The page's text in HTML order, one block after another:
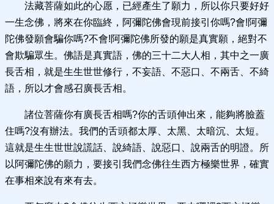
法藏菩薩如此的心愿，已經產生了願力，所以你只要好好
一生念佛，將來在你臨終，阿彌陀佛會現前接引你嗎?會!阿彌
陀佛發願會騙你嗎?不會!阿彌陀佛所發的願是真實願，絕對不
會欺騙眾生。佛語是真實語，佛的三十二大人相，其中之一廣
長舌相，就是生生世世修行，不妄語、不惡口、不兩舌、不綺
語，所以才會感召廣長舌相。
諸位菩薩你有廣長舌相嗎?你的舌頭伸出來，能夠將臉蓋
住嗎?沒有辦法。我們的舌頭都太厚、太黑、太暗沉、太短。
這就是生生世世說謊話、說綺語、說惡口、說兩舌的明證。所
以阿彌陀佛的願力，要接引我們念佛往生西方極樂世界，確實
在事相來說有來有去。